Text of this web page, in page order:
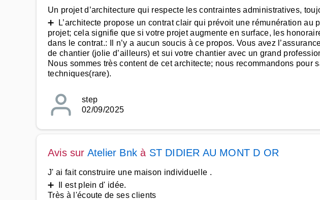
Un projet d’architecture qui respecte les contraintes administratives,
➕ L’architecte propose un contrat clair qui prévoit une rémunération
projet; cela signifie que si votre projet augmente en surface, les
dans le contrat.: Il n’y a aucun soucis à ce propos. Vous avez
de chantier (jolie d’ailleurs) et sui votre chantier avec un grand
Nous sommes très content de cet architecte; nous recommandons
techniques(rare).
step
02/09/2025
Avis sur Atelier Bnk à ST DIDIER AU MONT D OR
J' ai fait construire une maison individuelle .
➕ Il est plein d' idée.
Très à l'écoute de ses clients